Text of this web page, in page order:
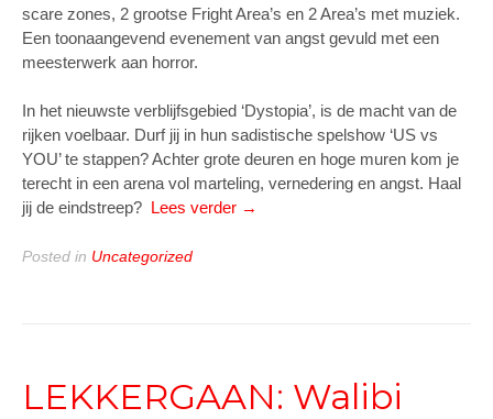
scare zones, 2 grootse Fright Area’s en 2 Area’s met muziek.
Een toonaangevend evenement van angst gevuld met een
meesterwerk aan horror.
In het nieuwste verblijfsgebied ‘Dystopia’, is de macht van de
rijken voelbaar. Durf jij in hun sadistische spelshow ‘US vs
YOU’ te stappen? Achter grote deuren en hoge muren kom je
terecht in een arena vol marteling, vernedering en angst. Haal
jij de eindstreep? ​ Lees verder “Halloween
→
Posted in Uncategorized
LEKKERGAAN: Walibi